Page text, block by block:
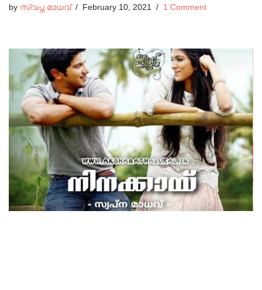
by സ്വപ്ന മാധവ് February 10, 2021 1 Comment